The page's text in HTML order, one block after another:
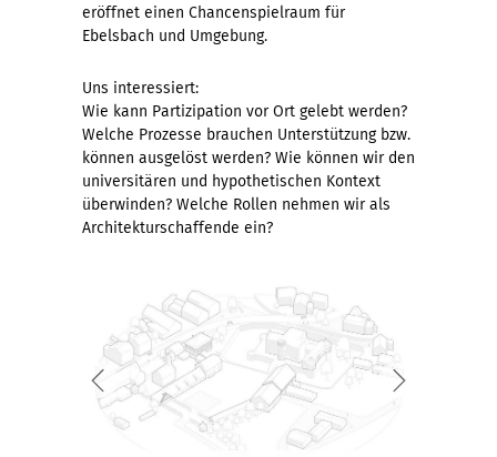
eröffnet einen Chancenspielraum für
Ebelsbach und Umgebung.
Uns interessiert:
Wie kann Partizipation vor Ort gelebt werden?
Welche Prozesse brauchen Unterstützung bzw.
können ausgelöst werden? Wie können wir den
universitären und hypothetischen Kontext
überwinden? Welche Rollen nehmen wir als
Architekturschaffende ein?